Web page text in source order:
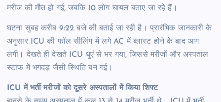
मरीज की मौत हो गई, जबकि 10 लोग घायल बताए जा रहे हैं।
घटना सुबह करीब 9:22 बजे की बताई जा रही है। प्रारंभिक जानकारी के
अनुसार ICU की फॉल सीलिंग में लगे AC में ब्लास्ट होने के बाद आग
लगी। देखते ही देखते ICU धुएं से भर गया, जिससे मरीजों और अस्पताल
स्टाफ में भगदड़ जैसी स्थिति बन गई।
ICU में भर्ती मरीजों को दूसरे अस्पतालों में किया शिफ्ट